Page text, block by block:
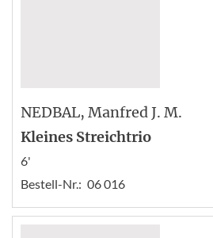
NEDBAL, Manfred J. M.
Kleines Streichtrio
6'
Bestell-Nr.: 06 016